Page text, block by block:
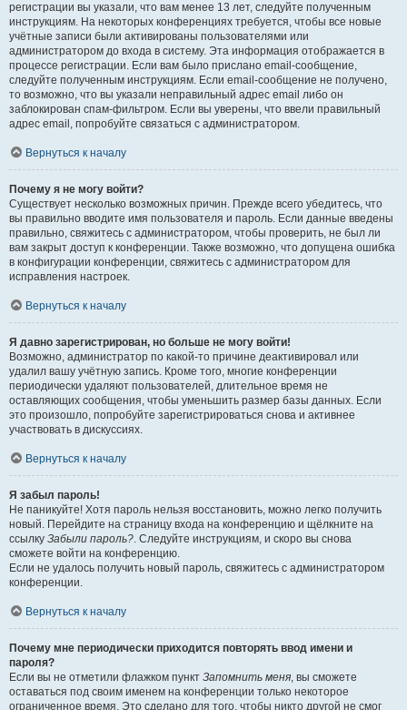
регистрации вы указали, что вам менее 13 лет, следуйте полученным
инструкциям. На некоторых конференциях требуется, чтобы все новые
учётные записи были активированы пользователями или
администратором до входа в систему. Эта информация отображается в
процессе регистрации. Если вам было прислано email-сообщение,
следуйте полученным инструкциям. Если email-сообщение не получено,
то возможно, что вы указали неправильный адрес email либо он
заблокирован спам-фильтром. Если вы уверены, что ввели правильный
адрес email, попробуйте связаться с администратором.
Вернуться к началу
Почему я не могу войти?
Существует несколько возможных причин. Прежде всего убедитесь, что
вы правильно вводите имя пользователя и пароль. Если данные введены
правильно, свяжитесь с администратором, чтобы проверить, не был ли
вам закрыт доступ к конференции. Также возможно, что допущена ошибка
в конфигурации конференции, свяжитесь с администратором для
исправления настроек.
Вернуться к началу
Я давно зарегистрирован, но больше не могу войти!
Возможно, администратор по какой-то причине деактивировал или
удалил вашу учётную запись. Кроме того, многие конференции
периодически удаляют пользователей, длительное время не
оставляющих сообщения, чтобы уменьшить размер базы данных. Если
это произошло, попробуйте зарегистрироваться снова и активнее
участвовать в дискуссиях.
Вернуться к началу
Я забыл пароль!
Не паникуйте! Хотя пароль нельзя восстановить, можно легко получить
новый. Перейдите на страницу входа на конференцию и щёлкните на
ссылку Забыли пароль?. Следуйте инструкциям, и скоро вы снова
сможете войти на конференцию.
Если не удалось получить новый пароль, свяжитесь с администратором
конференции.
Вернуться к началу
Почему мне периодически приходится повторять ввод имени и
пароля?
Если вы не отметили флажком пункт Запомнить меня, вы сможете
оставаться под своим именем на конференции только некоторое
ограниченное время. Это сделано для того, чтобы никто другой не смог